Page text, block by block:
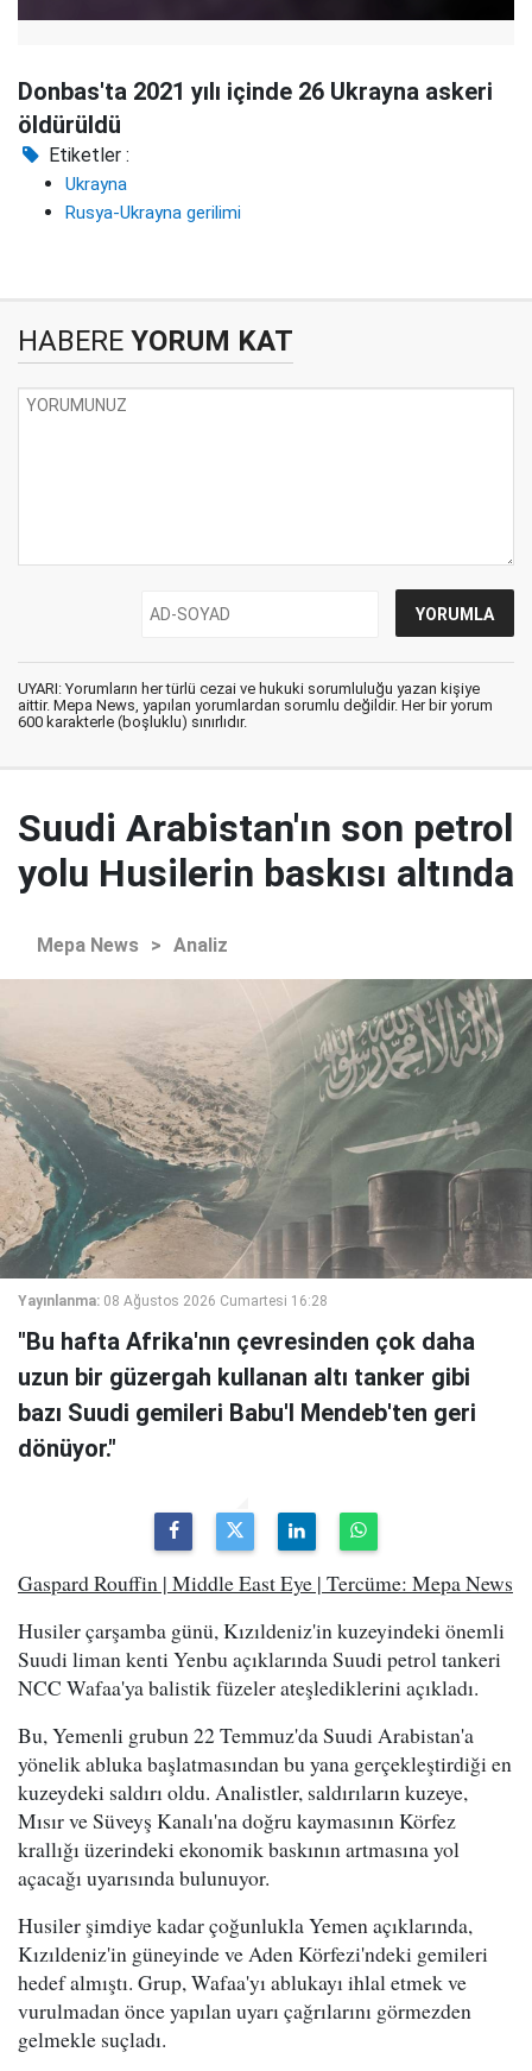
Donbas'ta 2021 yılı içinde 26 Ukrayna askeri
öldürüldü
Etiketler :
Ukrayna
Rusya-Ukrayna gerilimi
HABERE YORUM KAT
UYARI: Yorumların her türlü cezai ve hukuki sorumluluğu yazan kişiye
aittir. Mepa News, yapılan yorumlardan sorumlu değildir. Her bir yorum
600 karakterle (boşluklu) sınırlıdır.
Suudi Arabistan'ın son petrol
yolu Husilerin baskısı altında
Mepa News > Analiz
Yayınlanma: 08 Ağustos 2026 Cumartesi 16:28
"Bu hafta Afrika'nın çevresinden çok daha
uzun bir güzergah kullanan altı tanker gibi
bazı Suudi gemileri Babu'l Mendeb'ten geri
dönüyor."
Gaspard Rouffin | Middle East Eye | Tercüme: Mepa News
Husiler çarşamba günü, Kızıldeniz'in kuzeyindeki önemli
Suudi liman kenti Yenbu açıklarında Suudi petrol tankeri
NCC Wafaa'ya balistik füzeler ateşlediklerini açıkladı.
Bu, Yemenli grubun 22 Temmuz'da Suudi Arabistan'a
yönelik abluka başlatmasından bu yana gerçekleştirdiği en
kuzeydeki saldırı oldu. Analistler, saldırıların kuzeye,
Mısır ve Süveyş Kanalı'na doğru kaymasının Körfez
krallığı üzerindeki ekonomik baskının artmasına yol
açacağı uyarısında bulunuyor.
Husiler şimdiye kadar çoğunlukla Yemen açıklarında,
Kızıldeniz'in güneyinde ve Aden Körfezi'ndeki gemileri
hedef almıştı. Grup, Wafaa'yı ablukayı ihlal etmek ve
vurulmadan önce yapılan uyarı çağrılarını görmezden
gelmekle suçladı.